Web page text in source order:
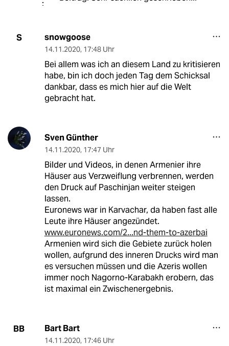
S snowgoose
14.11.2020, 17:48 Uhr
Bei allem was ich an diesem Land zu kritisieren
habe, bin ich doch jeden Tag dem Schicksal
dankbar, dass es mich hier auf die Welt
gebracht hat.
Sven Günther
14.11.2020, 17:47 Uhr
Bilder und Videos, in denen Armenier ihre
Häuser aus Verzweiflung verbrennen, werden
den Druck auf Paschinjan weiter steigen
lassen.
Euronews war in Karvachar, da haben fast alle
Leute ihre Häuser angezündet.
www.euronews.com/2...nd-them-to-azerbai
Armenien wird sich die Gebiete zurück holen
wollen, aufgrund des inneren Drucks wird man
es versuchen müssen und die Azeris wollen
immer noch Nagorno-Karabakh erobern, das
ist maximal ein Zwischenergebnis.
BB Bart Bart
14.11.2020, 17:46 Uhr